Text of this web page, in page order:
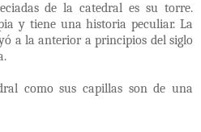
de la catedral es su torre.
y tiene una historia peculiar. La
a la anterior a principios del siglo
como sus capillas son de una